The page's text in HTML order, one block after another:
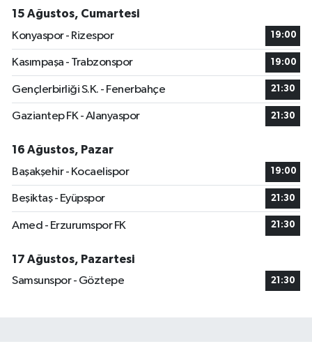
15 Ağustos, Cumartesi
Konyaspor - Rizespor
19:00
Kasımpaşa - Trabzonspor 19:00
Gençlerbirliği S.K. - Fenerbahçe 21:30
Gaziantep FK - Alanyaspor 21:30
16 Ağustos, Pazar
Başakşehir - Kocaelispor
19:00
Beşiktaş - Eyüpspor 21:30
Amed - Erzurumspor FK 21:30
17 Ağustos, Pazartesi
Samsunspor - Göztepe
21:30